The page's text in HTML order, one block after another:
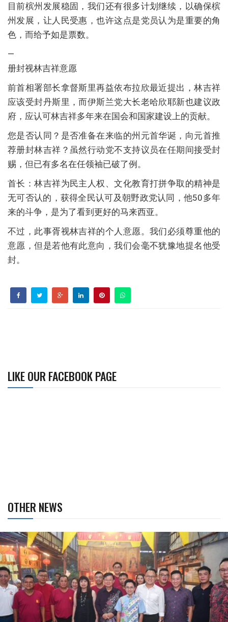
目前槟州发展稳固，我们还有很多计划继续，以确保槟
州发展，让人民受惠，也许这点是党员认为是重要的角
色，而给予如是票数。
—
册封视林吉祥意愿
前首相署部长拿督斯里再益依布拉欣最近提出，林吉祥
应该受封丹斯里，而伊斯兰党大长老哈欣耶新也建议政
府，应认可林吉祥多年来在国会和国家建设上的贡献。
您是否认同？是否准备在来临的州元首华诞，向元首推
荐册封林吉祥？虽然行动党不支持议员在任期间接受封
赐，但已有多名在任领袖已破了例。
首长：林吉祥为民主人权、文化教育打拼争取的精神是
无可否认的，获得全民认可及朝野政党认同，他50多年
来的斗争，是为了看到更好的马来西亚。
不过，此事胥视林吉祥的个人意愿。我们必须尊重他的
意愿，但是若他有此意向，我们会毫不犹豫地提名他受
封。
LIKE OUR FACEBOOK PAGE
OTHER NEWS